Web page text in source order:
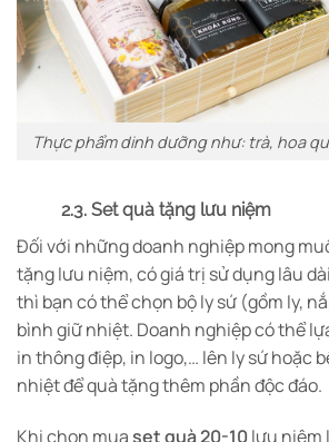
Thực phẩm dinh dưỡng như: trà, hoa
2.3. Set quà tặng lưu niệm
Đối với những doanh nghiệp mong
tặng lưu niệm, có giá trị sử dụng lâu
thì bạn có thể chọn bộ ly sứ (gồm ly,
bình giữ nhiệt. Doanh nghiệp có thể
in thông điệp, in logo,… lên ly sứ hoặc
nhiệt để quà tặng thêm phần độc đáo.
Khi chọn mua set quà 20-10lưu niệm